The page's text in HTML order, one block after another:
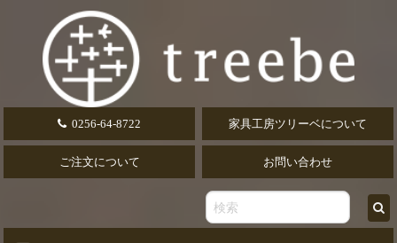
0256-64-8722 家具工房ツリーベについて
ご注文について お問い合わせ